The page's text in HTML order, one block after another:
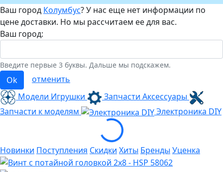
Ваш город Колумбус? У нас еще нет информации по
цене доставки. Но мы рассчитаем ее для вас.
Ваш город:
Введите первые 3 буквы. Дальше мы подскажем.
Ok
отменить
Модели Игрушки
Запчасти Аксессуары
Запчасти к моделям
Электроника DIY
Loading...
Новинки Поступления Скидки Хиты Бренды Уценка